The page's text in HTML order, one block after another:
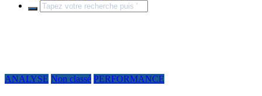
ANALYSE Non classé PERFORMANCE